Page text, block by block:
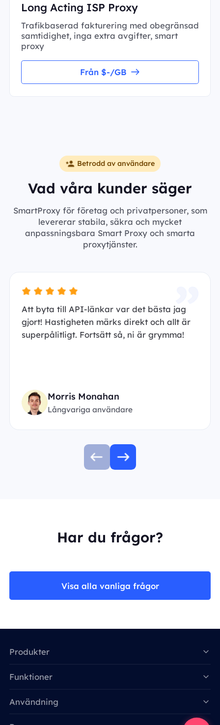
Long Acting ISP Proxy
Trafikbaserad fakturering med obegränsad
samtidighet, inga extra avgifter, smart
proxy
Från $-/GB
Betrodd av användare
Vad våra kunder säger
SmartProxy för företag och privatpersoner, som
levererar stabila, säkra och mycket
anpassningsbara Smart Proxy och smarta
proxytjänster.
Att byta till API-länkar var det bästa jag
gjort! Hastigheten märks direkt och allt är
superpålitligt. Fortsätt så, ni är grymma!
Morris Monahan
Långvariga användare
Har du frågor?
Visa alla vanliga frågor
Produkter
Funktioner
Användning